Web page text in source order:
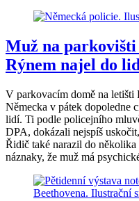
Muž na
Rýnem najel do
V parkovacím domě na letišti
Německa v pátek dopoledne
lidí. Ti podle policejního
DPA, dokázali nejspíš
Řidič také narazil do
náznaky, že muž má